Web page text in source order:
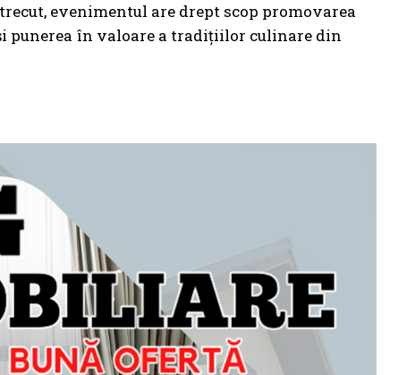
evenimentul are drept scop promovarea
punerea în valoare a tradițiilor culinare din